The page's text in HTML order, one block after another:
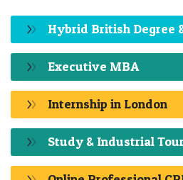
Hybrid British Degree
Executive MBA
Internship in London
Study & Industrial